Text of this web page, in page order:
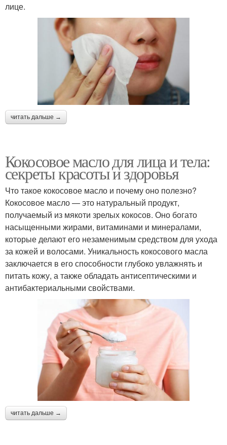
лице.
читать дальше →
Кокосовое масло для лица и тела:
секреты красоты и здоровья
Что такое кокосовое масло и почему оно полезно?
Кокосовое масло — это натуральный продукт,
получаемый из мякоти зрелых кокосов. Оно богато
насыщенными жирами, витаминами и минералами,
которые делают его незаменимым средством для ухода
за кожей и волосами. Уникальность кокосового масла
заключается в его способности глубоко увлажнять и
питать кожу, а также обладать антисептическими и
антибактериальными свойствами.
читать дальше →